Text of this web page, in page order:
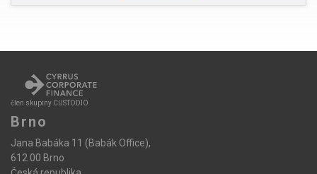
člen skupiny CUSTODIO
Brno
Jana Babáka 11 (Babák Office),
612 00 Brno